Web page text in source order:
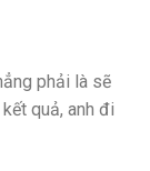
phải là sẽ
quả, anh đi